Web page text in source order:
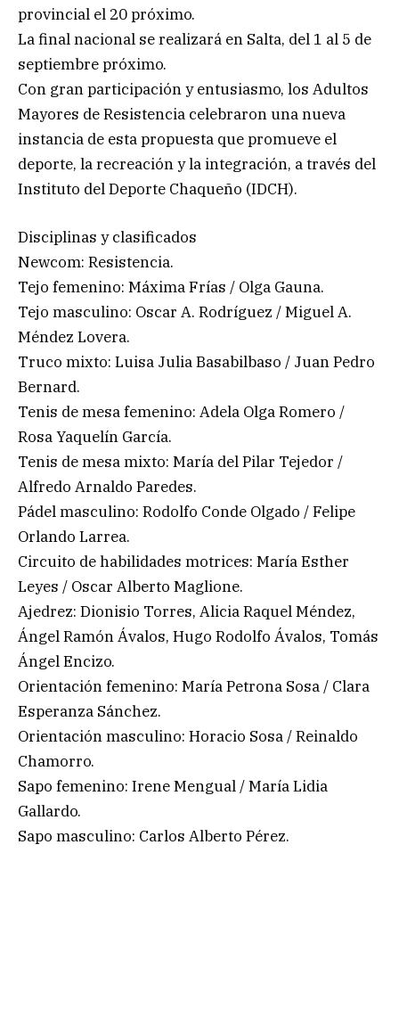
provincial el 20 próximo.
La final nacional se realizará en Salta, del 1 al 5 de
septiembre próximo.
Con gran participación y entusiasmo, los Adultos
Mayores de Resistencia celebraron una nueva
instancia de esta propuesta que promueve el
deporte, la recreación y la integración, a través del
Instituto del Deporte Chaqueño (IDCH).
Disciplinas y clasificados
Newcom: Resistencia.
Tejo femenino: Máxima Frías / Olga Gauna.
Tejo masculino: Oscar A. Rodríguez / Miguel A.
Méndez Lovera.
Truco mixto: Luisa Julia Basabilbaso / Juan Pedro
Bernard.
Tenis de mesa femenino: Adela Olga Romero /
Rosa Yaquelín García.
Tenis de mesa mixto: María del Pilar Tejedor /
Alfredo Arnaldo Paredes.
Pádel masculino: Rodolfo Conde Olgado / Felipe
Orlando Larrea.
Circuito de habilidades motrices: María Esther
Leyes / Oscar Alberto Maglione.
Ajedrez: Dionisio Torres, Alicia Raquel Méndez,
Ángel Ramón Ávalos, Hugo Rodolfo Ávalos, Tomás
Ángel Encizo.
Orientación femenino: María Petrona Sosa / Clara
Esperanza Sánchez.
Orientación masculino: Horacio Sosa / Reinaldo
Chamorro.
Sapo femenino: Irene Mengual / María Lidia
Gallardo.
Sapo masculino: Carlos Alberto Pérez.